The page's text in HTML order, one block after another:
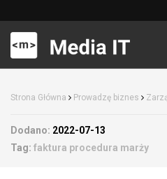
Strona Główna Prowadzę biznes
Dodano: 2022-07-13
Tag: faktura procedura marży